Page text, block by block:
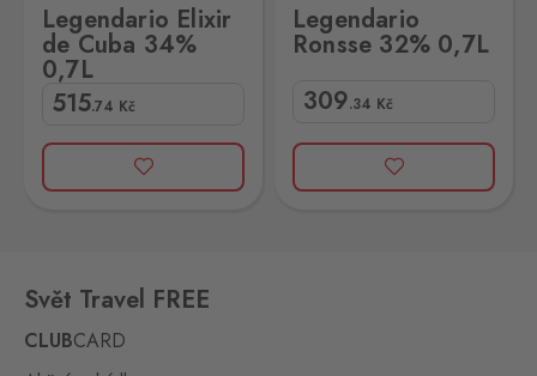
Legendario Elixir
de Cuba 34%
0,7L
515.74 Kč
Legendario
Ronsse 32% 0,7L
309.34 Kč
Svět Travel FREE
CLUBCARD